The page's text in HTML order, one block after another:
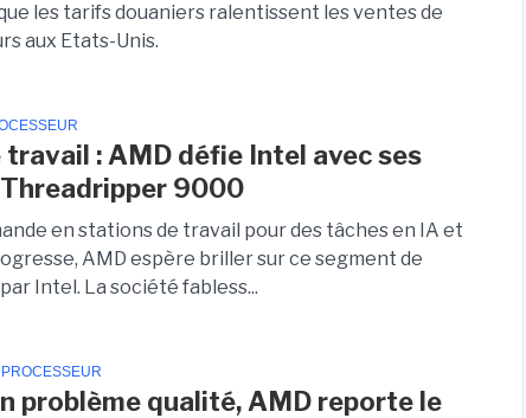
les tarifs douaniers ralentissent les ventes de
aux Etats-Unis.
: AMD défie Intel avec ses
Threadripper 9000
en stations de travail pour des tâches en IA et
AMD espère briller sur ce segment de
Intel. La société fabless...
problème qualité, AMD reporte le